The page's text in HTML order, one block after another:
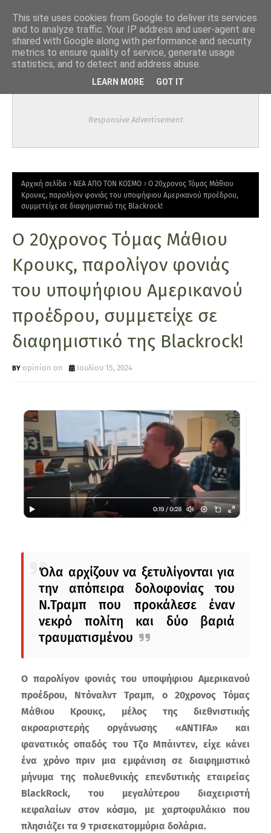
Responsive Advertisement
Αρχική σελίδα ΝΕΑ ΑΠΟ ΤΟΝ ΚΟΣΜΟ
Ο 20χρονος Τόμας Μάθιου
Κρουκς, παρολίγον φονιάς του υποψήφιου Αμερικανού προέδρου,
συμμετείχε σε διαφημιστικό της Blackrock!
Ο 20χρονος Τόμας Μάθιου
Κρουκς, παρολίγον φονιάς
του υποψήφιου Αμερικανού
προέδρου, συμμετείχε σε
διαφημιστικό της Blackrock!
opinion on Ιουλίου 15, 2024
Όλα αρχίζουν να ξετυλίγονται για
την απόπειρα δολοφονίας του
Ν.Τραμπ που προκάλεσε έναν
νεκρό πολίτη και δύο βαριά
τραυματισμένου
Ο παρολίγον φονιάς του υποψήφιου Αμερικανού
προέδρου, Ντόναλντ Τραμπ, ο 20χρονος Τόμας
Μάθιου Κρουκς, μέλος της διεθνιστικής
ακροαριστερής οργάνωσης «ANTIFA» και
φανατικός οπαδός του Τζο Μπάιντεν, είχε κάνει
ένα χρόνο πριν μια εμφάνιση σε διαφημιστικό
μήνυμα της πολυεθνικής επενδυτικής εταιρείας
BlackRock, του μεγαλύτερου διαχειριστή
κεφαλαίων στον κόσμο, με χαρτοφυλάκιο που
πλησιάζει τα 9 τρισεκατομμύρια δολάρια.
This site uses cookies from Google to deliver its services
and to analyze traffic. Your IP address and user-agent are
shared with Google along with performance and security
metrics to ensure quality of service, generate usage
statistics, and to detect and address abuse.
LEARN MORE GOT IT